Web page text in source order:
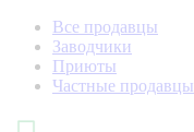
Все продавцы
Заводчики
Приюты
Частные продавцы